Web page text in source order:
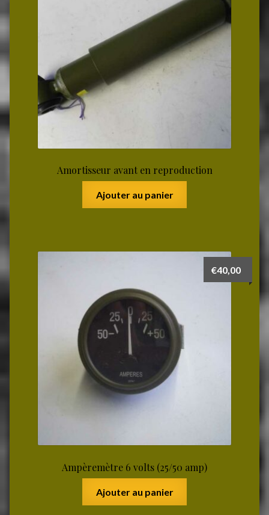
Amortisseur avant en reproduction
Ajouter au panier
Ampèremètre 6 volts (25/50 amp)
€40,00
Ajouter au panier